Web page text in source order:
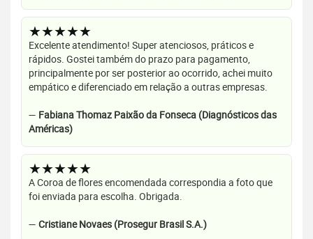
★★★★★
Excelente atendimento! Super atenciosos, práticos e
rápidos. Gostei também do prazo para pagamento,
principalmente por ser posterior ao ocorrido, achei muito
empático e diferenciado em relação a outras empresas.
— Fabiana Thomaz Paixão da Fonseca (Diagnósticos das
Américas)
★★★★★
A Coroa de flores encomendada correspondia a foto que
foi enviada para escolha. Obrigada.
— Cristiane Novaes (Prosegur Brasil S.A.)